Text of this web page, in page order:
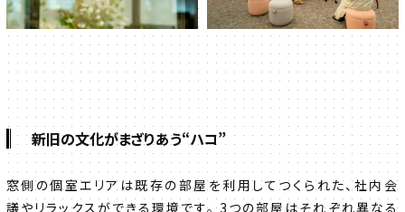
新旧の文化がまざりあう“ハコ”
窓側の個室エリアは既存の部屋を利用してつくられた、社内会
議やリラックスができる環境です。 3つの部屋はそれぞれ異なる